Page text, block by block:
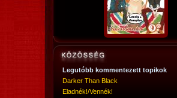
Legutóbb kommentezett topikok
Darker Than Black
Eladnék!/Vennék!